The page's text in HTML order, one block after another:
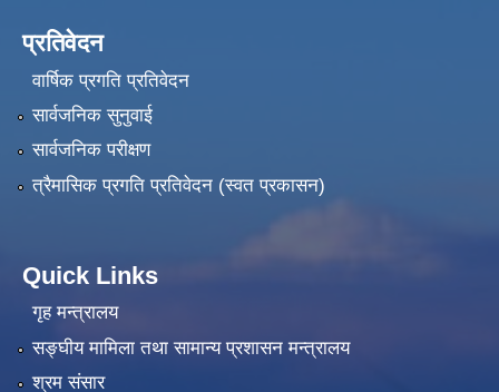
प्रतिवेदन
वार्षिक प्रगति प्रतिवेदन
सार्वजनिक सुनुवाई
सार्वजनिक परीक्षण
त्रैमासिक प्रगति प्रतिवेदन (स्वत प्रकासन)
Quick Links
गृह मन्त्रालय
सङ्‍घीय मामिला तथा सामान्य प्रशासन मन्त्रालय
श्रम संसार